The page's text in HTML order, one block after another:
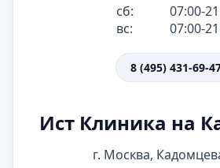
сб:
07:00-
вс:
07:00-
8 (495) 431-69-
Ист Клиника на
г. Москва,